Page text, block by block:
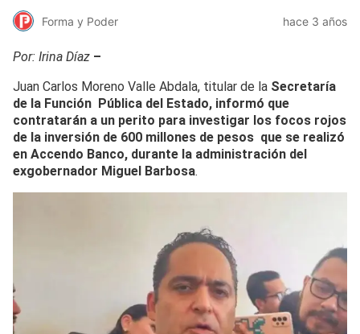
Forma y Poder hace 3 años
Por: Irina Díaz –
Juan Carlos Moreno Valle Abdala, titular de la Secretaría
de la Función Pública del Estado, informó que
contratarán a un perito para investigar los focos rojos
de la inversión de 600 millones de pesos que se realizó
en Accendo Banco, durante la administración del
exgobernador Miguel Barbosa.